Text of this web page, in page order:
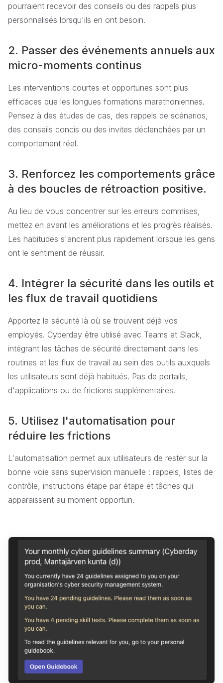
pourraient recevoir des conseils ou des rappels plus
personnalisés lorsqu'ils en ont besoin.
2. Passer des événements annuels aux
micro-moments continus
Les interventions courtes et opportunes sont plus
efficaces que les longues formations marathoniennes.
Pensez à des études de cas, des rappels de scénarios,
des conseils concis ou des invites déclenchées par un
comportement réel.
3. Renforcez les comportements grâce
à des boucles de rétroaction positive.
Au lieu de vous concentrer sur les erreurs commises,
mettez en avant les améliorations et les progrès réalisés.
Les habitudes s'ancrent plus rapidement lorsque les gens
ont le sentiment de réussir.
4. Intégrer la sécurité dans les outils et
les flux de travail quotidiens
Apportez la sécurité là où se trouvent déjà vos
employés. Cyberday être utilisé avec Teams et Slack,
intégrant les tâches de sécurité directement dans les
routines et les flux de travail au sein des outils auxquels
les utilisateurs sont déjà habitués. Pas de portails,
d'applications ou de frictions supplémentaires.
5. Utilisez l'automatisation pour
réduire les frictions
L'automatisation permet aux utilisateurs de rester sur la
bonne voie sans supervision manuelle : rappels, listes de
contrôle, instructions étape par étape et tâches qui
apparaissent au moment opportun.